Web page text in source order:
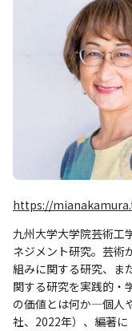
https://
九州大学大学院芸術工
ネジメント研究。芸術
組みに関する研究、ま
関する研究を実践的・
の価値とは何か―個人
社、2022年）、編著